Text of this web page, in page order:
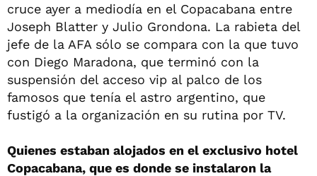
cruce ayer a mediodía en el Copacabana entre
Joseph Blatter y Julio Grondona. La rabieta del
jefe de la AFA sólo se compara con la que tuvo
con Diego Maradona, que terminó con la
suspensión del acceso vip al palco de los
famosos que tenía el astro argentino, que
fustigó a la organización en su rutina por TV.
Quienes estaban alojados en el exclusivo hotel
Copacabana, que es donde se instalaron la